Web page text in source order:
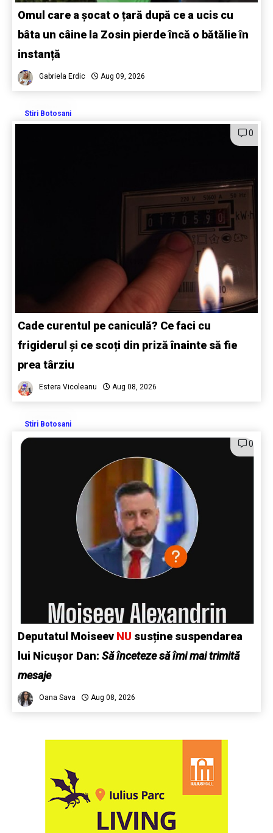
Omul care a șocat o țară după ce a ucis cu
bâta un câine la Zosin pierde încă o bătălie în
instanță
Gabriela Erdic Aug 09, 2026
Stiri Botosani
0
Cade curentul pe caniculă? Ce faci cu
frigiderul și ce scoți din priză înainte să fie
prea târziu
Estera Vicoleanu Aug 08, 2026
Stiri Botosani
0
Deputatul Moiseev NU susține suspendarea
lui Nicușor Dan: Să înceteze să îmi mai trimită
mesaje
Oana Sava Aug 08, 2026